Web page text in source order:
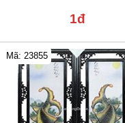
1đ
Mã: 23855